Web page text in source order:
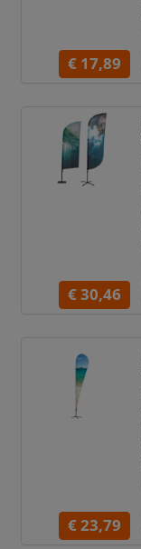
€ 17,89
€ 30,46
€ 23,79